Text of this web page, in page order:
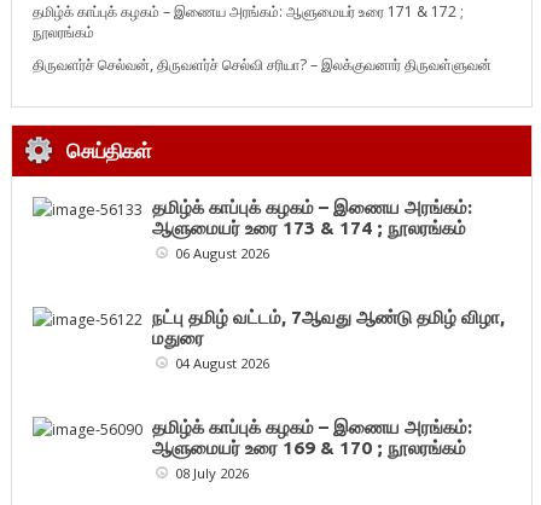
தமிழ்க் காப்புக் கழகம் – இணைய அரங்கம்: ஆளுமையர் உரை 171 & 172 ;
நூலரங்கம்
திருவளர்ச் செல்வன், திருவளர்ச் செல்வி சரியா? – இலக்குவனார் திருவள்ளுவன்
செய்திகள்
தமிழ்க் காப்புக் கழகம் – இணைய அரங்கம்:
ஆளுமையர் உரை 173 & 174 ; நூலரங்கம்
06 August 2026
நட்பு தமிழ் வட்டம், 7ஆவது ஆண்டு தமிழ் விழா,
மதுரை
04 August 2026
தமிழ்க் காப்புக் கழகம் – இணைய அரங்கம்:
ஆளுமையர் உரை 169 & 170 ; நூலரங்கம்
08 July 2026